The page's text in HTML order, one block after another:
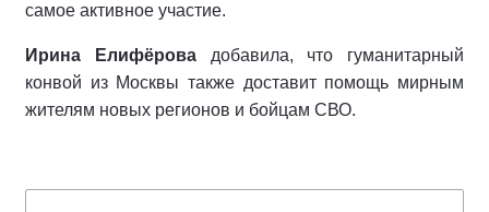
самое активное участие.
Ирина Елифёровадобавила, что гуманитарный
конвой из Москвы также доставит помощь мирным
жителям новых регионов и бойцам СВО.